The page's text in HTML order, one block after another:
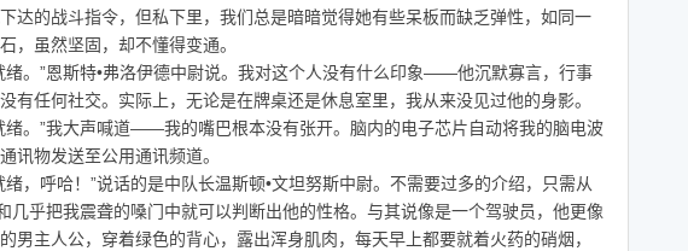
达的战斗指令，但私下里，我们总是暗暗觉得她有些呆板而缺乏弹性，如同一
，虽然坚固，却不懂得变通。
。”恩斯特•弗洛伊德中尉说。我对这个人没有什么印象——他沉默寡言，行事
有任何社交。实际上，无论是在牌桌还是休息室里，我从来没见过他的身影。
。”我大声喊道——我的嘴巴根本没有张开。脑内的电子芯片自动将我的脑电波
讯物发送至公用通讯频道。
呼哈！”说话的是中队长温斯顿•文坦努斯中尉。不需要过多的介绍，只需从
几乎把我震聋的嗓门中就可以判断出他的性格。与其说像是一个驾驶员，他更像
男主人公，穿着绿色的背心，露出浑身肌肉，每天早上都要就着火药的硝烟，